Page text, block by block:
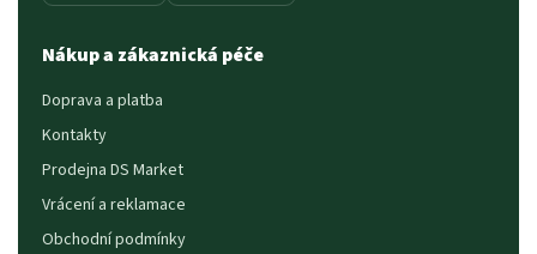
Nákup a zákaznická péče
Doprava a platba
Kontakty
Prodejna DS Market
Vrácení a reklamace
Obchodní podmínky